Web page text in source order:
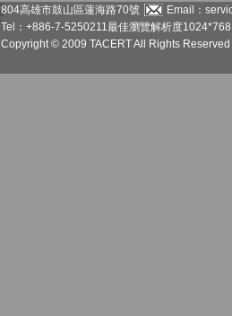
804高雄市鼓山區蓮海路70號
Email：
Tel：+886-7-5250211最佳瀏覽解析度
Copyright © 2009 TACERT All Rights Reserved